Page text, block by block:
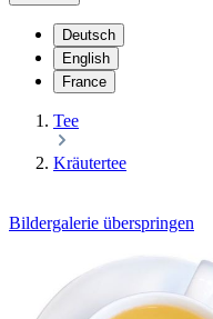
Deutsch
English
France
Tee
Kräutertee
Bildergalerie überspringen